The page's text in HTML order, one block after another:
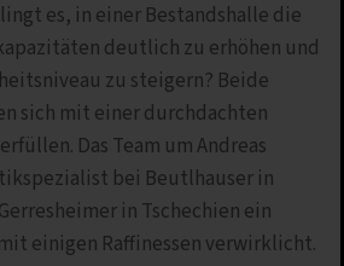
es, in einer Bestandshalle die
deutlich zu erhöhen und
zu steigern? Beide
sich mit einer durchdachten
Das Team um Andreas
bei Beutlhauser in
in Tschechien ein
einigen Raffinessen verwirklicht.